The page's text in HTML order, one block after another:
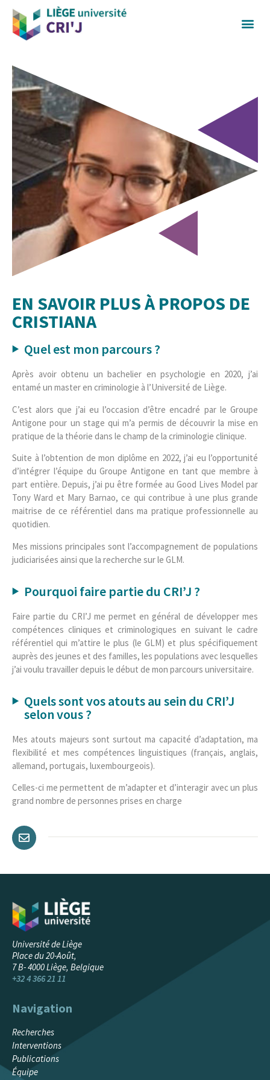
EN SAVOIR PLUS À PROPOS DE
CRISTIANA
Quel est mon parcours ?
Après avoir obtenu un bachelier en psychologie en 2020, j’ai
entamé un master en criminologie à l’Université de Liège.
C’est alors que j’ai eu l’occasion d’être encadré par le Groupe
Antigone pour un stage qui m’a permis de découvrir la mise en
pratique de la théorie dans le champ de la criminologie clinique.
Suite à l’obtention de mon diplôme en 2022, j’ai eu l’opportunité
d’intégrer l’équipe du Groupe Antigone en tant que membre à
part entière. Depuis, j’ai pu être formée au Good Lives Model par
Tony Ward et Mary Barnao, ce qui contribue à une plus grande
maitrise de ce référentiel dans ma pratique professionnelle au
quotidien.
Mes missions principales sont l’accompagnement de populations
judiciarisées ainsi que la recherche sur le GLM.
Pourquoi faire partie du CRI’J ?
Faire partie du CRI’J me permet en général de développer mes
compétences cliniques et criminologiques en suivant le cadre
référentiel qui m’attire le plus (le GLM) et plus spécifiquement
auprès des jeunes et des familles, les populations avec lesquelles
j’ai voulu travailler depuis le début de mon parcours universitaire.
Quels sont vos atouts au sein du CRI’J
selon vous ?
Mes atouts majeurs sont surtout ma capacité d’adaptation, ma
flexibilité et mes compétences linguistiques (français, anglais,
allemand, portugais, luxembourgeois).
Celles-ci me permettent de m’adapter et d’interagir avec un plus
grand nombre de personnes prises en charge
Université de Liège
Place du 20-Août,
7 B- 4000 Liège, Belgique
+32 4 366 21 11
Navigation
Recherches
Interventions
Publications
Équipe
CLIQUEZ ICI